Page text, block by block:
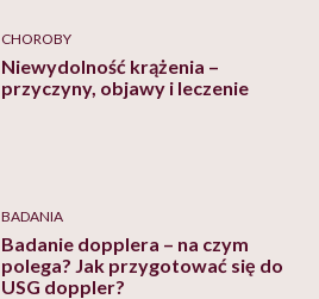
CHOROBY
Niewydolność krążenia –
przyczyny, objawy i leczenie
BADANIA
Badanie dopplera – na czym
polega? Jak przygotować się do
USG doppler?